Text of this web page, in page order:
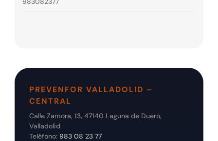
PREVENFOR VALLADOLID –
CENTRAL
Calle Zamora, 13, 47140 Laguna de Duero,
Valladolid
Teléfono: 983 08 23 77